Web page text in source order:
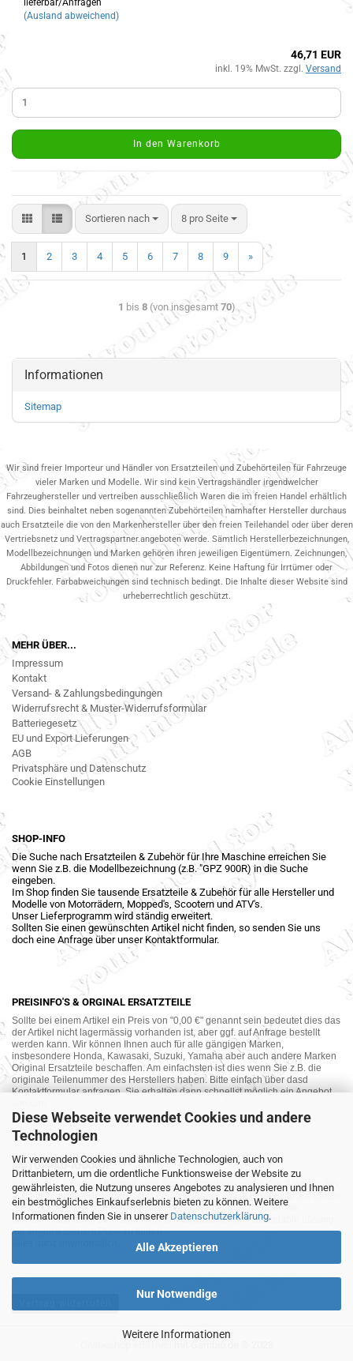
Diese Webseite verwendet Cookies und andere
Technologien
Wir verwenden Cookies und ähnliche Technologien, auch von
Drittanbietern, um die ordentliche Funktionsweise der Website zu
gewährleisten, die Nutzung unseres Angebotes zu analysieren und Ihnen
ein bestmögliches Einkaufserlebnis bieten zu können. Weitere
Informationen finden Sie in unserer Datenschutzerklärung.
Alle Akzeptieren
Nur Notwendige
Weitere Informationen
(Ausland abweichend)
46,71 EUR
inkl. 19% MwSt. zzgl. Versand
In den Warenkorb
Sortieren nach 8 pro Seite
1 2 3 4 5 6 7 8 9 »
1 bis 8(von insgesamt 70)
Informationen
Sitemap
Wir sind freier Importeur und Händler von Ersatzteilen und Zubehörteilen für Fahrzeuge
vieler Marken und Modelle. Wir sind kein Vertragshändler irgendwelcher
Fahrzeughersteller und vertreiben ausschließlich Waren die im freien Handel erhältlich
sind. Dies beinhaltet neben sogenannten Zubehörteilen namhafter Hersteller durchaus
auch Ersatzteile die von den Markenhersteller über den freien Teilehandel oder über deren
Vertriebsnetz und Vertragspartner.angeboten werde. Sämtlich Herstellerbezeichnungen,
Modellbezeichnungen und Marken gehören ihren jeweiligen Eigentümern. Zeichnungen,
Abbildungen und Fotos dienen nur zur Referenz. Keine Haftung für Irrtümer oder
Druckfehler. Farbabweichungen sind technisch bedingt. Die Inhalte dieser Website sind
urheberrechtlich geschützt.
MEHR ÜBER...
Impressum
Kontakt
Versand- & Zahlungsbedingungen
Widerrufsrecht & Muster-Widerrufsformular
Batteriegesetz
EU und Export Lieferungen
AGB
Privatsphäre und Datenschutz
Cookie Einstellungen
SHOP-INFO
Die Suche nach Ersatzteilen & Zubehör für Ihre Maschine erreichen Sie
wenn Sie z.B. die Modellbezeichnung (z.B. "GPZ 900R) in die Suche
eingeben.
Im Shop finden Sie tausende Ersatzteile & Zubehör für alle Hersteller und
Modelle von Motorrädern, Mopped's, Scootern und ATV's.
Unser Lieferprogramm wird ständig erweitert.
Sollten Sie einen gewünschten Artikel nicht finden, so senden Sie uns
doch eine Anfrage über unser Kontaktformular.
PREISINFO'S & ORGINAL ERSATZTEILE
Sollte bei einem Artikel ein Preis von "0,00 €" genannt sein bedeutet dies das
der Artikel nicht lagermässig vorhanden ist, aber ggf. auf Anfrage bestellt
werden kann. Wir können Ihnen auch für alle gängigen Marken,
insbesondere Honda, Kawasaki, Suzuki, Yamaha aber auch andere Marken
Original Ersatzteile beschaffen. Am einfachsten ist dies wenn Sie z.B. die
originale Teilenummer des Herstellers haben. Bitte einfach über dasd
Kontaktformular anfragen. Sie erhalten dann schnellst möglich ein Angebot
MOTORRAD-ANKAUF
Sie möchte Ihr altes Motorrad oder Ihre Motorradteile verkaufen ? Wir kaufen
auch gebrauchte Motorräder und Ersatzteilträger sowie Ersatzteile an. Bieten
Sie uns doch unverbindlich das was Sie verkaufen möchten an. Wir
bemühen uns dann eine sowohl für Sie als auch für uns akzeptable Lösung
mit angemessenem Preis zu finden.